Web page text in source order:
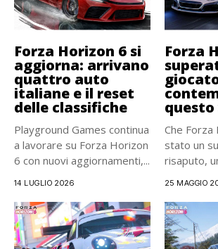
Forza Horizon 6 si
aggiorna: arrivano
quattro auto
italiane e il reset
delle classifiche
Playground Games continua
a lavorare su Forza Horizon
6 con nuovi aggiornamenti,...
14 LUGLIO 2026
Forza
questo
Che Forza
stato un
risaputo,
25 MAGGIO